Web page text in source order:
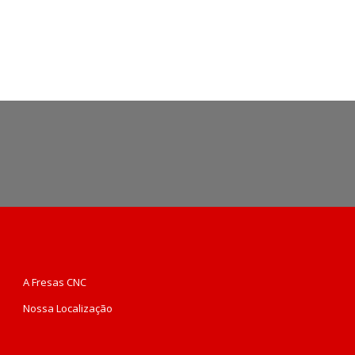
A Fresas CNC
Nossa Localização